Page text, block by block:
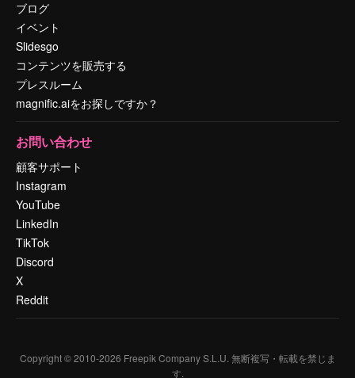
ブログ
イベント
Slidesgo
コンテンツを販売する
プレスルーム
magnific.aiをお探しですか？
お問い合わせ
顧客サポート
Instagram
YouTube
LinkedIn
TikTok
Discord
X
Reddit
Copyright © 2010-2026 Freepik Company S.L.U. 無断複写・転載を禁じま
す.